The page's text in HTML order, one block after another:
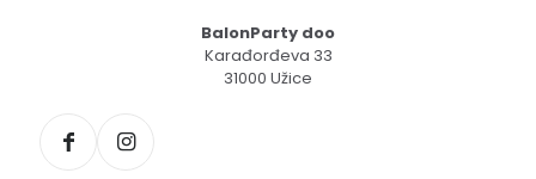
BalonParty doo
Karađorđeva 33
31000 Užice